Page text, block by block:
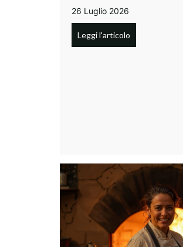
26 Luglio 2026
Leggi l'articolo